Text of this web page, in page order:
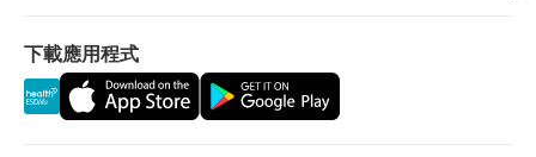
空腹血糖
糖化血色素
下載應用程式